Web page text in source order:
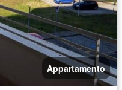
Appartamento